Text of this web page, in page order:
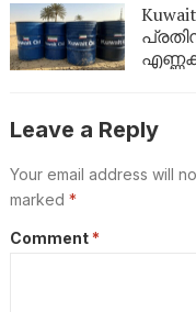
Leave a Reply
Your email address will
marked *
Comment *